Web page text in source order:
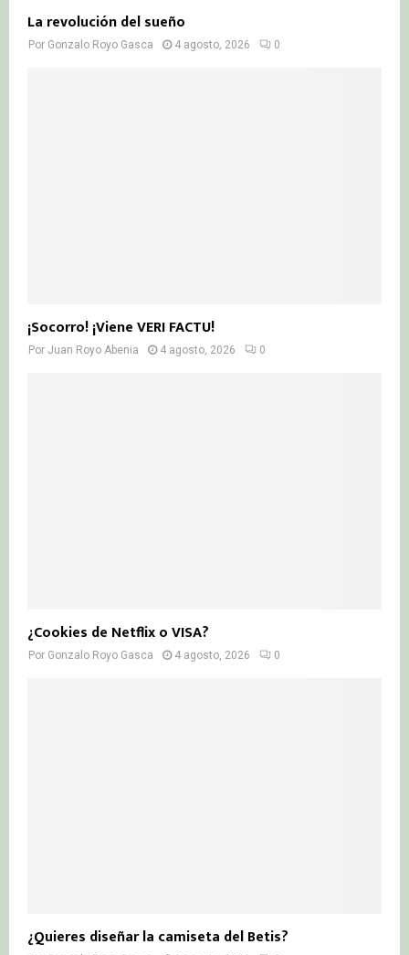
La revolución del sueño
Por Gonzalo Royo Gasca 4 agosto, 2026 0
¡Socorro! ¡Viene VERI FACTU!
Por Juan Royo Abenia 4 agosto, 2026 0
¿Cookies de Netflix o VISA?
Por Gonzalo Royo Gasca 4 agosto, 2026 0
¿Quieres diseñar la camiseta del Betis?